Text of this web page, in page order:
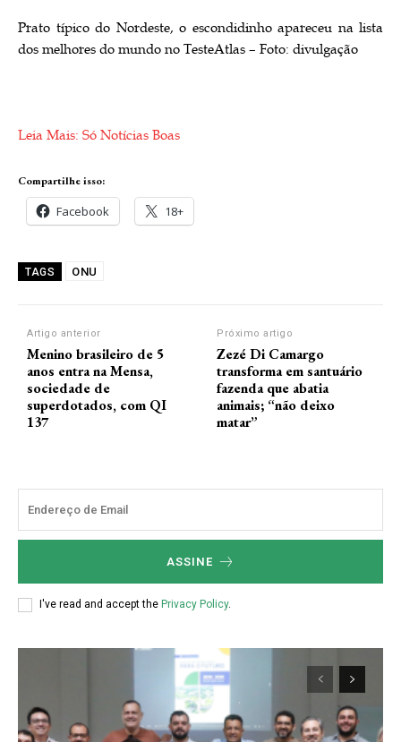
Prato típico do Nordeste, o escondidinho apareceu na lista
dos melhores do mundo no TesteAtlas – Foto: divulgação
Leia Mais: Só Notícias Boas
Compartilhe isso:
Facebook 18+
TAGS ONU
Artigo anterior
Menino brasileiro de 5
anos entra na Mensa,
sociedade de
superdotados, com QI
137
Próximo artigo
Zezé Di Camargo
transforma em santuário
fazenda que abatia
animais; “não deixo
matar”
ASSINE
I've read and accept the Privacy Policy.